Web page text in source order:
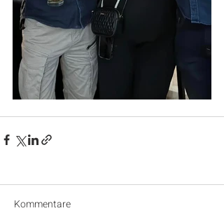
Kommentare